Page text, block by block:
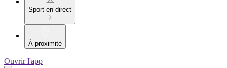
Sport en direct
À proximité
Ouvrir l'app